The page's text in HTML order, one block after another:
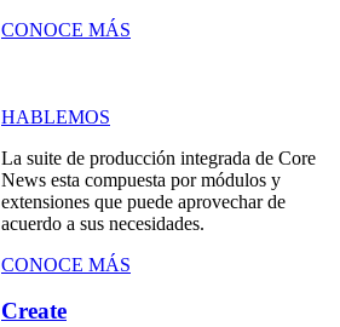
CONOCE MÁS
HABLEMOS
La suite de producción integrada de Core
News esta compuesta por módulos y
extensiones que puede aprovechar de
acuerdo a sus necesidades.
CONOCE MÁS
Create